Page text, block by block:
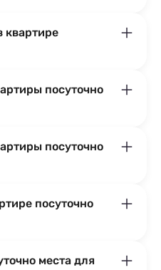
квартире
посуточно
посуточно
посуточно
места для